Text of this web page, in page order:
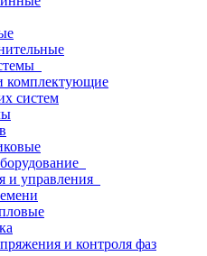
комплектующие
систем
и управления
и контроля фаз